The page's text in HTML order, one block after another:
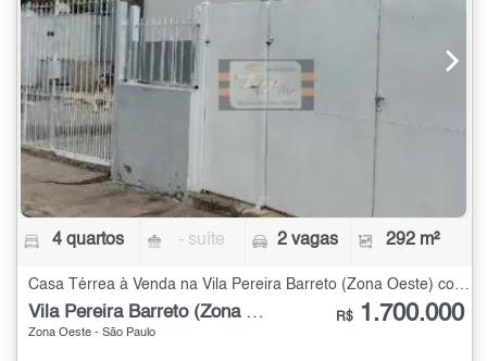
4 quartos - suíte 2 vagas 292 m²
Casa Térrea à Venda na Vila Pereira Barreto (Zona Oeste) com 4 quartos - 292 m²
Vila Pereira Barreto (Zona Oeste)
Zona Oeste - São Paulo
R$ 1.700.000